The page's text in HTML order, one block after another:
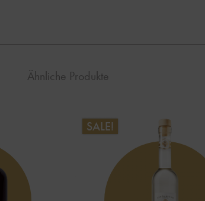
Ähnliche Produkte
SALE!